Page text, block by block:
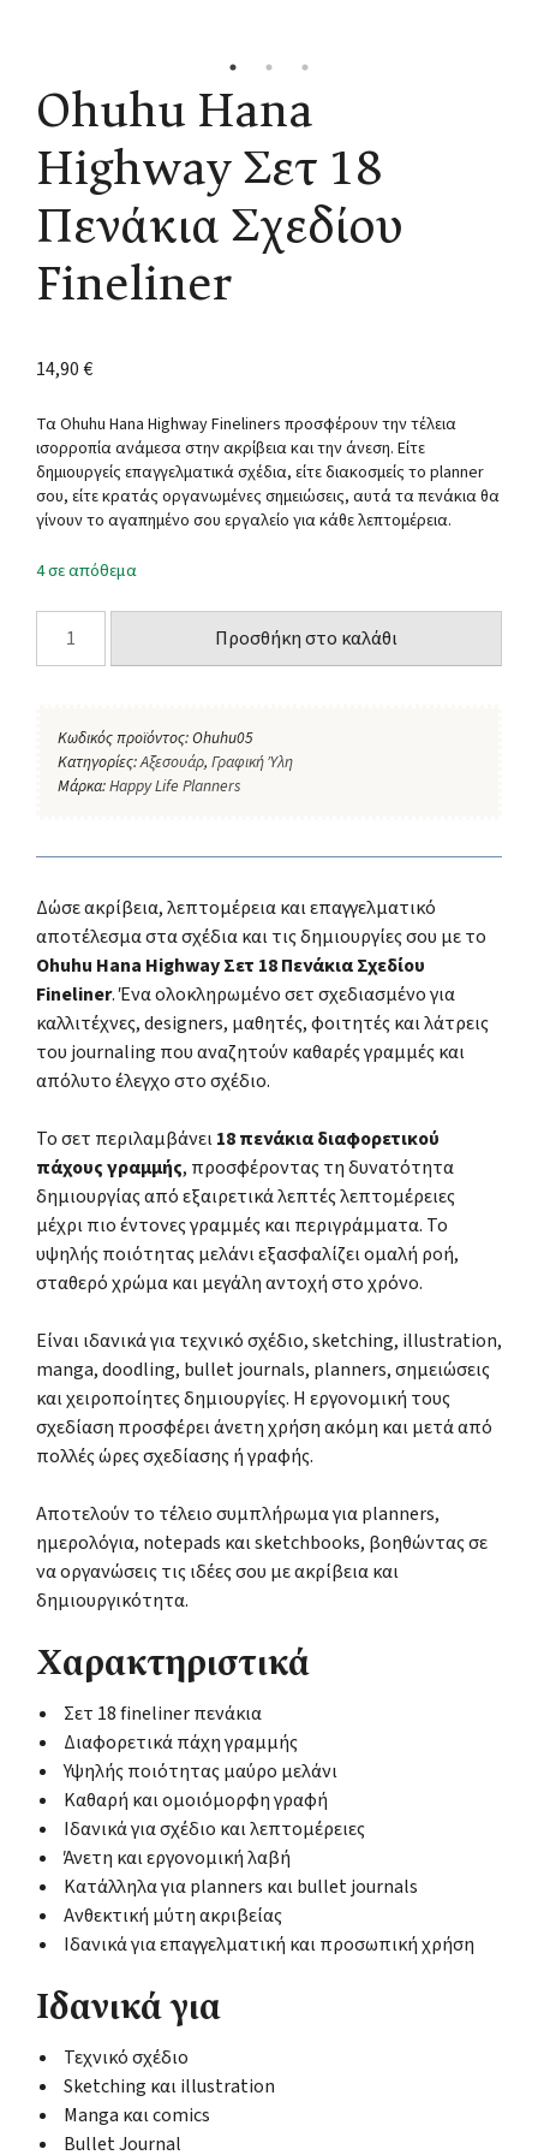
Ohuhu Hana
Highway Σετ 18
Πενάκια Σχεδίου
Fineliner
14,90€
Τα Ohuhu Hana Highway Fineliners προσφέρουν την τέλεια
ισορροπία ανάμεσα στην ακρίβεια και την άνεση. Είτε
δημιουργείς επαγγελματικά σχέδια, είτε διακοσμείς το planner
σου, είτε κρατάς οργανωμένες σημειώσεις, αυτά τα πενάκια θα
γίνουν το αγαπημένο σου εργαλείο για κάθε λεπτομέρεια.
4 σε απόθεμα
Προσθήκη στο καλάθι
Κωδικός προϊόντος:Ohuhu05
Κατηγορίες:Αξεσουάρ, Γραφική Ύλη
Μάρκα:Happy Life Planners
Δώσε ακρίβεια, λεπτομέρεια και επαγγελματικό
αποτέλεσμα στα σχέδια και τις δημιουργίες σου με το
Ohuhu Hana Highway Σετ 18 Πενάκια Σχεδίου
Fineliner. Ένα ολοκληρωμένο σετ σχεδιασμένο για
καλλιτέχνες, designers, μαθητές, φοιτητές και λάτρεις
του journaling που αναζητούν καθαρές γραμμές και
απόλυτο έλεγχο στο σχέδιο.
Το σετ περιλαμβάνει18 πενάκια διαφορετικού
πάχους γραμμής, προσφέροντας τη δυνατότητα
δημιουργίας από εξαιρετικά λεπτές λεπτομέρειες
μέχρι πιο έντονες γραμμές και περιγράμματα. Το
υψηλής ποιότητας μελάνι εξασφαλίζει ομαλή ροή,
σταθερό χρώμα και μεγάλη αντοχή στο χρόνο.
Είναι ιδανικά για τεχνικό σχέδιο, sketching, illustration,
manga, doodling, bullet journals, planners, σημειώσεις
και χειροποίητες δημιουργίες. Η εργονομική τους
σχεδίαση προσφέρει άνετη χρήση ακόμη και μετά από
πολλές ώρες σχεδίασης ή γραφής.
Αποτελούν το τέλειο συμπλήρωμα για planners,
ημερολόγια, notepads και sketchbooks, βοηθώντας σε
να οργανώσεις τις ιδέες σου με ακρίβεια και
δημιουργικότητα.
Χαρακτηριστικά
Σετ 18 fineliner πενάκια
Διαφορετικά πάχη γραμμής
Υψηλής ποιότητας μαύρο μελάνι
Καθαρή και ομοιόμορφη γραφή
Ιδανικά για σχέδιο και λεπτομέρειες
Άνετη και εργονομική λαβή
Κατάλληλα για planners και bullet journals
Ανθεκτική μύτη ακριβείας
Ιδανικά για επαγγελματική και προσωπική χρήση
Ιδανικά για
Τεχνικό σχέδιο
Sketching και illustration
Manga και comics
Bullet Journal